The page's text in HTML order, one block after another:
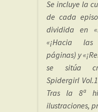
Se incluye la
de cada
dividida en
«¡Hacia
páginas) y
se sitúa
Spidergirl
Tras la 8ª
ilustraciones,